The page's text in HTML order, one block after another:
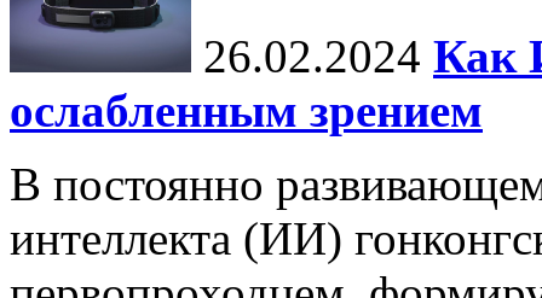
26.02.2024 Как
ослабленным зрением
В постоянно
интеллекта (ИИ)